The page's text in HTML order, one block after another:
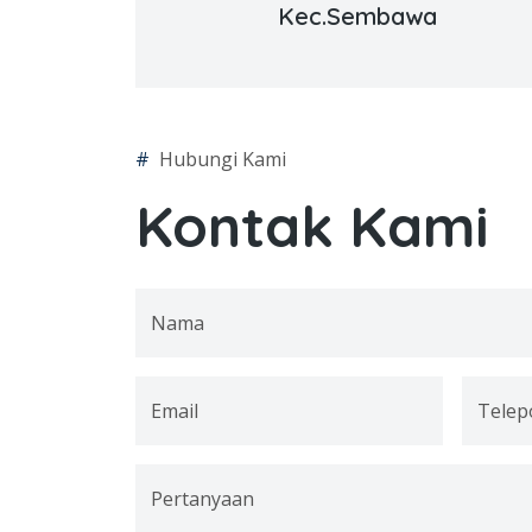
Kec.Sembawa
# Hubungi Kami
Kontak Kami
Nama
Email
Pertanyaan